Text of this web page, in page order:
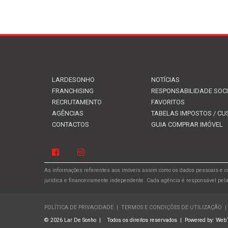
LARDESONHO
FRANCHISING
RECRUTAMENTO
AGÊNCIAS
CONTACTOS
NOTÍCIAS
RESPONSABILIDADE
FAVORITOS
TABELAS IMPOSTOS /
GUIA COMPRAR IMÓVEL
As informações referentes aos imóveis assim como os dados pessoais e
jurídica e financeiramente independente. Cada agência é responsável
POLÍTICA DE PRIVACIDADE TERMOS E CONDIÇÕES DE UTILIZAÇÃO
© 2026 Lar De Sonho
Todos os direitos reservados Powered by: